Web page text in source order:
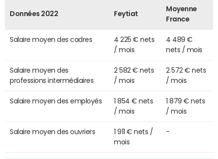
Données 2022 Feytiat
Moyenne
France
Salaire moyen des cadres
4 225 € nets
/ mois
4 489 €
nets / mois
Salaire moyen des
professions intermédiaires
2 582 € nets
/ mois
2 572 € nets
/ mois
Salaire moyen des employés
1 854 € nets
/ mois
1 879 € nets
/ mois
Salaire moyen des ouvriers
1 911 € nets /
mois
-